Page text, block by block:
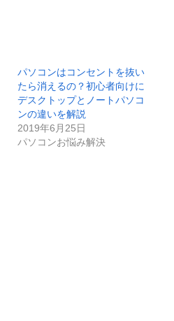
パソコンはコンセントを抜い
たら消えるの？初心者向けに
デスクトップとノートパソコ
ンの違いを解説
2019年6月25日
パソコンお悩み解決